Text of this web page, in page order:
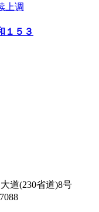
上调
１５３
道(230省道)8号